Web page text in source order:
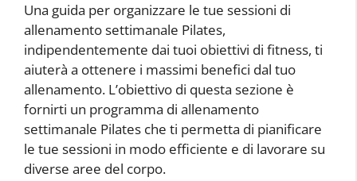
Una guida per organizzare le tue sessioni di
allenamento settimanale Pilates,
indipendentemente dai tuoi obiettivi di fitness, ti
aiuterà a ottenere i massimi benefici dal tuo
allenamento. L’obiettivo di questa sezione è
fornirti un programma di allenamento
settimanale Pilates che ti permetta di pianificare
le tue sessioni in modo efficiente e di lavorare su
diverse aree del corpo.